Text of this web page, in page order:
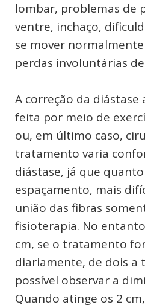
lombar, problemas de
ventre, inchaço,
se mover
perdas involuntárias
A correção da
feita por meio de
ou, em último caso,
tratamento varia
diástase, já que
espaçamento, mais
união das fibras
fisioterapia. No
cm, se o tratamento
diariamente, de dois a
possível observar a
Quando atinge os 2